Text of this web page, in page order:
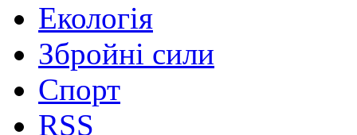
Екологія
Збройні сили
Спорт
RSS